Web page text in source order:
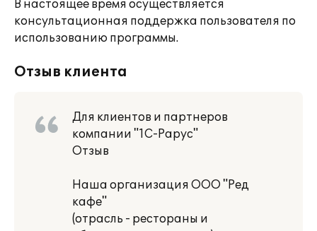
В настоящее время осуществляется
консультационная поддержка пользователя по
использованию программы.
Отзыв клиента
Для клиентов и партнеров
компании "1С-Рарус"
Отзыв
Наша организация ООО "Ред
кафе"
(отрасль - рестораны и